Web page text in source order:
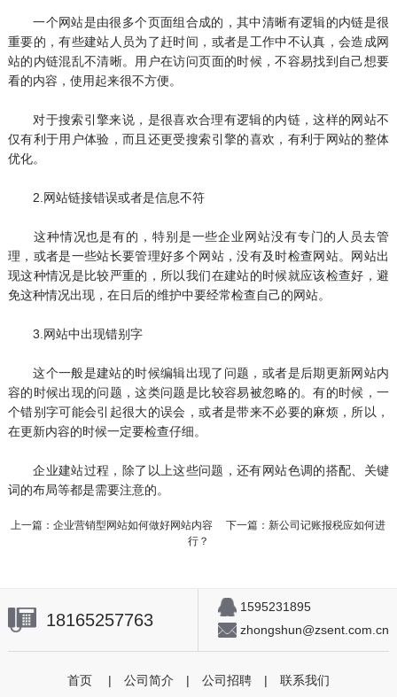
一个网站是由很多个页面组合成的，其中清晰有逻辑的内链是很
重要的，有些建站人员为了赶时间，或者是工作中不认真，会造成网
站的内链混乱不清晰。用户在访问页面的时候，不容易找到自己想要
看的内容，使用起来很不方便。
对于搜索引擎来说，是很喜欢合理有逻辑的内链，这样的网站不
仅有利于用户体验，而且还更受搜索引擎的喜欢，有利于网站的整体
优化。
2.网站链接错误或者是信息不符
这种情况也是有的，特别是一些企业网站没有专门的人员去管
理，或者是一些站长要管理好多个网站，没有及时检查网站。网站出
现这种情况是比较严重的，所以我们在建站的时候就应该检查好，避
免这种情况出现，在日后的维护中要经常检查自己的网站。
3.网站中出现错别字
这个一般是建站的时候编辑出现了问题，或者是后期更新网站内
容的时候出现的问题，这类问题是比较容易被忽略的。有的时候，一
个错别字可能会引起很大的误会，或者是带来不必要的麻烦，所以，
在更新内容的时候一定要检查仔细。
企业建站过程，除了以上这些问题，还有网站色调的搭配、关键
词的布局等都是需要注意的。
上一篇：企业营销型网站如何做好网站内容 下一篇：新公司记账报税应如何进
行？
18165257763
1595231895
zhongshun@zsent.com.cn
首页 | 公司简介 | 公司招聘 | 联系我们